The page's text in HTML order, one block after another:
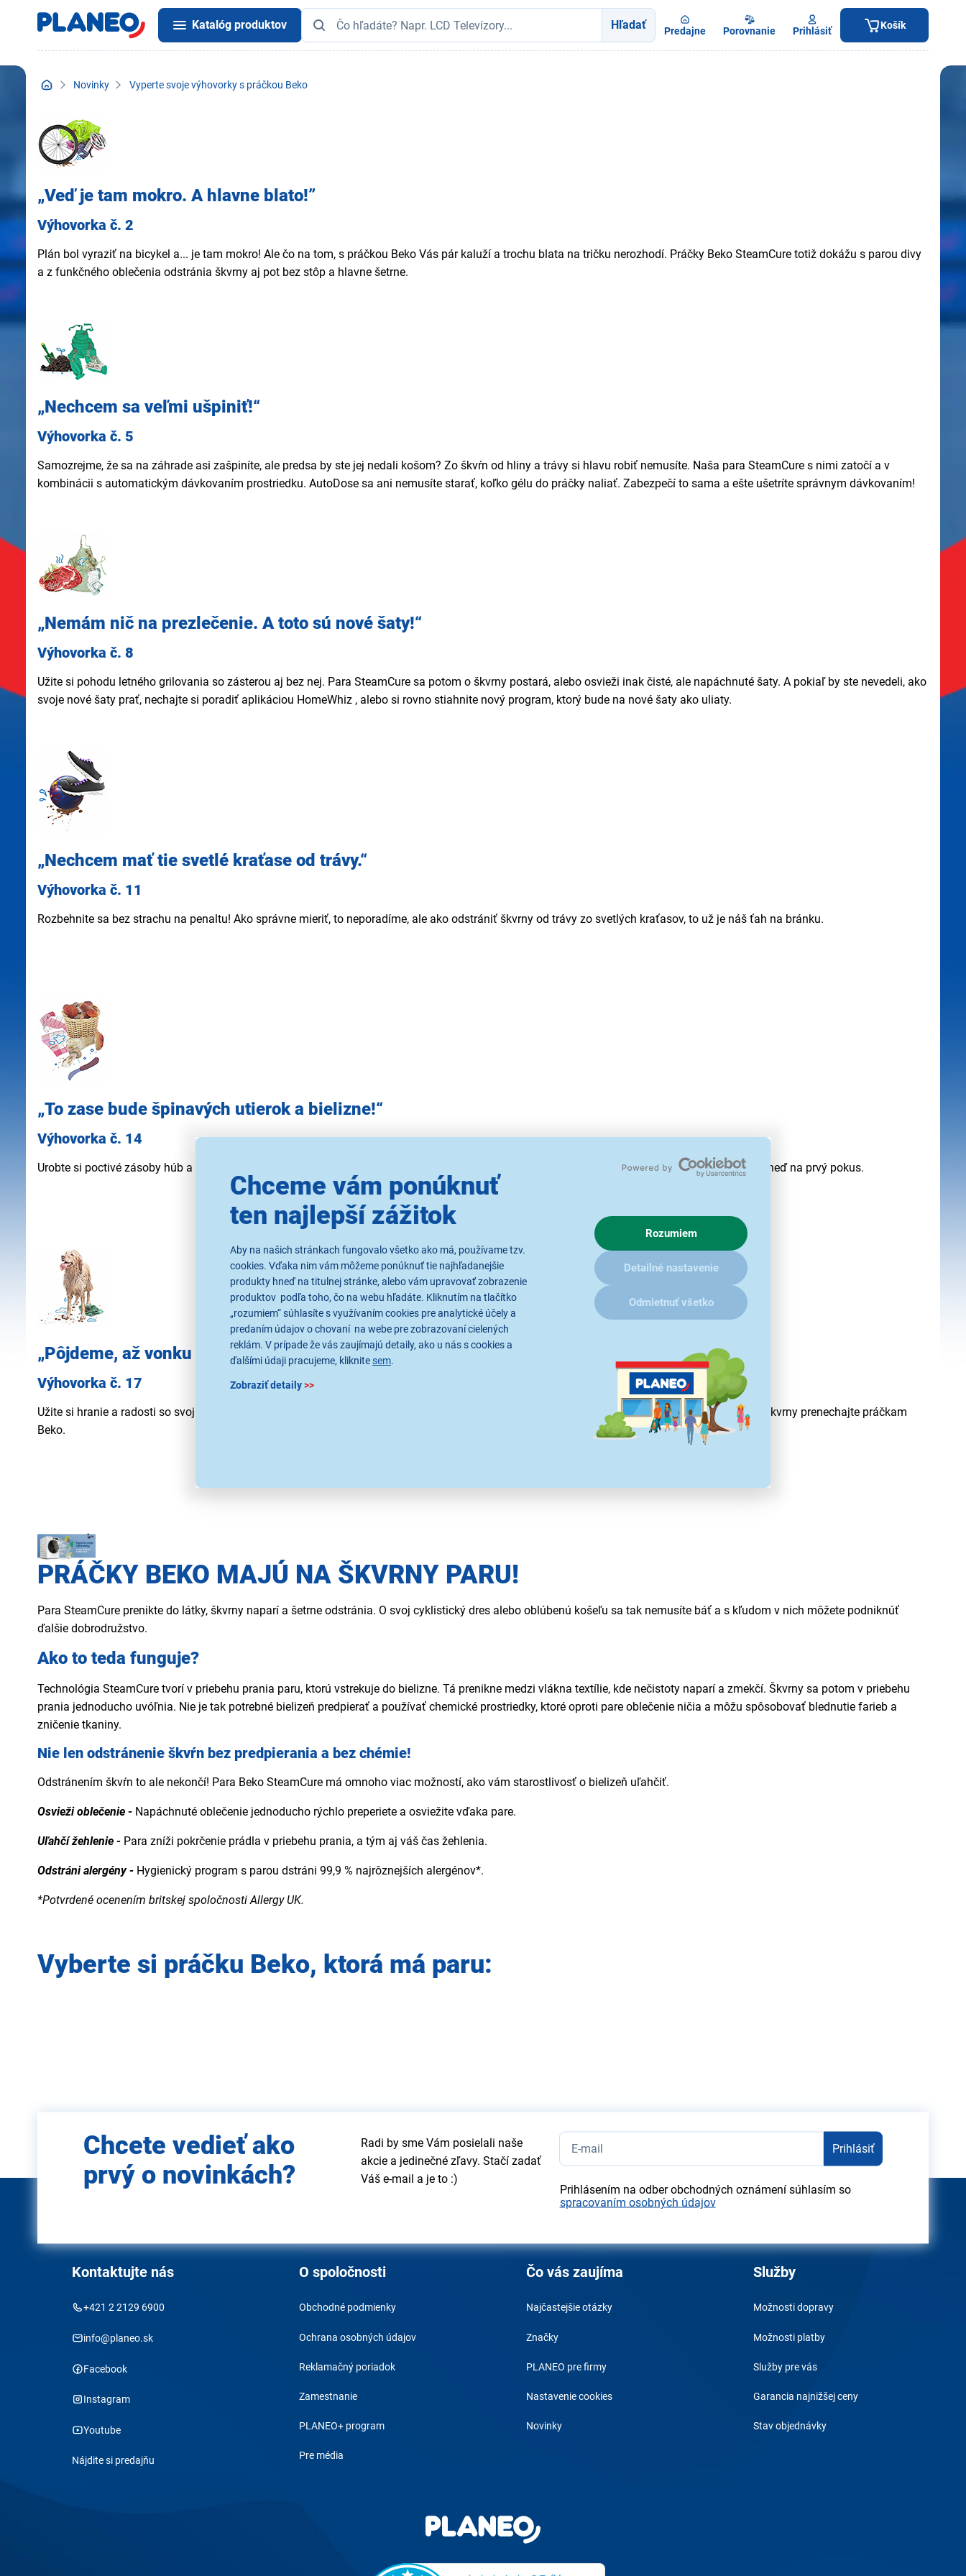
Chceme vám ponúknuť
ten najlepší zážitok
Aby na našich stránkach fungovalo všetko ako má, používame tzv.
cookies. Vďaka nim vám môžeme ponúknuť tie najhľadanejšie
produkty hneď na titulnej stránke, alebo vám upravovať zobrazenie
produktov podľa toho, čo na webu hľadáte. Kliknutím na tlačítko
„rozumiem“ súhlasíte s využívaním cookies pre analytické účely a
predaním údajov o chovaní na webe pre zobrazovaní cielených
reklám. V prípade že vás zaujímajú detaily, ako u nás s cookies a
ďalšími údaji pracujeme, kliknite sem.
Zobraziť detaily>>
Rozumiem
Detailné nastavenie
Odmietnuť všetko
Katalóg produktov Hľadať Predajne Porovnanie Prihlásiť Košík
Novinky Vyperte svoje výhovorky s práčkou Beko
„Veď je tam mokro. A hlavne blato!”
Výhovorka č. 2
Plán bol vyraziť na bicykel a... je tam mokro! Ale čo na tom, s práčkou Beko Vás pár kaluží a trochu blata na tričku nerozhodí. Práčky Beko SteamCure totiž dokážu s parou divy
a z funkčného oblečenia odstránia škvrny aj pot bez stôp a hlavne šetrne.
„Nechcem sa veľmi ušpiniť!“
Výhovorka č. 5
Samozrejme, že sa na záhrade asi zašpiníte, ale predsa by ste jej nedali košom? Zo škvŕn od hliny a trávy si hlavu robiť nemusíte. Naša para SteamCure s nimi zatočí a v
kombinácii s automatickým dávkovaním prostriedku. AutoDose sa ani nemusíte starať, koľko gélu do práčky naliať. Zabezpečí to sama a ešte ušetríte správnym dávkovaním!
„Nemám nič na prezlečenie. A toto sú nové šaty!“
Výhovorka č. 8
Užite si pohodu letného grilovania so zásterou aj bez nej. Para SteamCure sa potom o škvrny postará, alebo osvieži inak čisté, ale napáchnuté šaty. A pokiaľ by ste nevedeli, ako
svoje nové šaty prať, nechajte si poradiť aplikáciou HomeWhiz , alebo si rovno stiahnite nový program, ktorý bude na nové šaty ako uliaty.
„Nechcem mať tie svetlé kraťase od trávy.“
Výhovorka č. 11
Rozbehnite sa bez strachu na penaltu! Ako správne mieriť, to neporadíme, ale ako odstrániť škvrny od trávy zo svetlých kraťasov, to už je náš ťah na bránku.
„To zase bude špinavých utierok a bielizne!“
Výhovorka č. 14
Urobte si poctivé zásoby húb a čistenia sa neľakajte. Špinavé utierky aj nohavice z lesa nemusíte pracne predpierať, para SteamCure ich vyčistí hneď na prvý pokus.
„Pôjdeme, až vonku trochu uschne.“
Výhovorka č. 17
Užite si hranie a radosti so svojim štvornohým kamarátom bez ohľadu na počasie a koľko blata má na topánkach. Radujte sa s ním a starosti o škvrny prenechajte práčkam
Beko.
PRÁČKY BEKO MAJÚ NA ŠKVRNY PARU!
Para SteamCure prenikte do látky, škvrny naparí a šetrne odstránia. O svoj cyklistický dres alebo oblúbenú košeľu sa tak nemusíte báť a s kľudom v nich môžete podniknúť
ďalšie dobrodružstvo.
Ako to teda funguje?
Technológia SteamCure tvorí v priebehu prania paru, ktorú vstrekuje do bielizne. Tá prenikne medzi vlákna textílie, kde nečistoty naparí a zmekčí. Škvrny sa potom v priebehu
prania jednoducho uvóľnia. Nie je tak potrebné bielizeň predpierať a používať chemické prostriedky, ktoré oproti pare oblečenie ničia a môžu spôsobovať blednutie farieb a
zničenie tkaniny.
Nie len odstránenie škvŕn bez predpierania a bez chémie!
Odstránením škvŕn to ale nekončí! Para Beko SteamCure má omnoho viac možností, ako vám starostlivosť o bielizeň uľahčiť.
Osvieži oblečenie - Napáchnuté oblečenie jednoducho rýchlo preperiete a osviežite vďaka pare.
Uľahčí žehlenie - Para zníži pokrčenie prádla v priebehu prania, a tým aj váš čas žehlenia.
Odstráni alergény - Hygienický program s parou dstráni 99,9 % najrôznejších alergénov*.
*Potvrdené ocenením britskej spoločnosti Allergy UK.
Vyberte si práčku Beko, ktorá má paru:
Zadajte
e-mail
Chcete vedieť ako
prvý o novinkách?
Radi by sme Vám posielali naše
akcie a jedinečné zľavy. Stačí zadať
Váš e-mail a je to :)
Prihlásiť
Prihlásením na odber obchodných oznámení súhlasím so
spracovaním osobných údajov
Kontaktujte nás
+421 2 2129 6900
info@planeo.sk
Facebook
Instagram
Youtube
Nájdite si predajňu
O spoločnosti
Obchodné podmienky
Ochrana osobných údajov
Reklamačný poriadok
Zamestnanie
PLANEO+ program
Pre média
Čo vás zaujíma
Najčastejšie otázky
Značky
PLANEO pre firmy
Nastavenie cookies
Novinky
Služby
Možnosti dopravy
Možnosti platby
Služby pre vás
Garancia najnižšej ceny
Stav objednávky